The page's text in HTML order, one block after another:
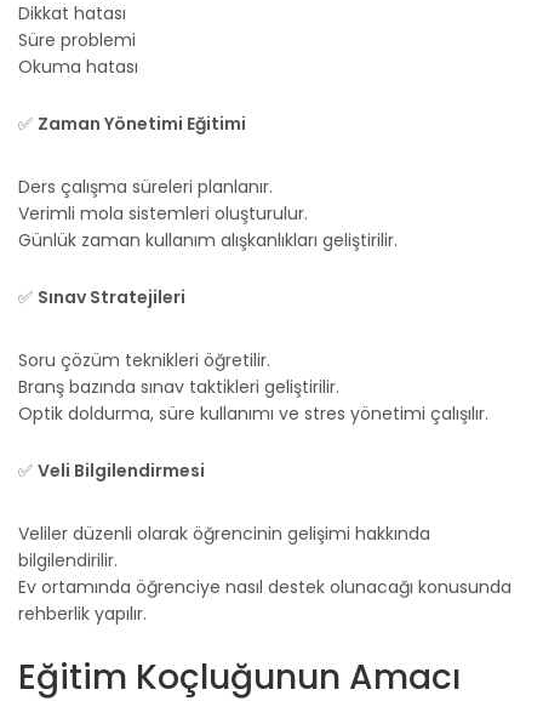
Dikkat hatası
Süre problemi
Okuma hatası
✅ Zaman Yönetimi Eğitimi
Ders çalışma süreleri planlanır.
Verimli mola sistemleri oluşturulur.
Günlük zaman kullanım alışkanlıkları geliştirilir.
✅ Sınav Stratejileri
Soru çözüm teknikleri öğretilir.
Branş bazında sınav taktikleri geliştirilir.
Optik doldurma, süre kullanımı ve stres yönetimi çalışılır.
✅ Veli Bilgilendirmesi
Veliler düzenli olarak öğrencinin gelişimi hakkında
bilgilendirilir.
Ev ortamında öğrenciye nasıl destek olunacağı konusunda
rehberlik yapılır.
Eğitim Koçluğunun Amacı